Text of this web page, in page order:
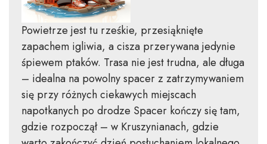
Powietrze jest tu rześkie, przesiąknięte
zapachem igliwia, a cisza przerywana jedynie
śpiewem ptaków. Trasa nie jest trudna, ale długa
– idealna na powolny spacer z zatrzymywaniem
się przy różnych ciekawych miejscach
napotkanych po drodze Spacer kończy się tam,
gdzie rozpoczął – w Kruszynianach, gdzie